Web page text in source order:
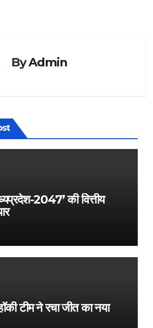
ByAdmin
2047’ की वित्तीय
टीम ने रचा जीत का नया